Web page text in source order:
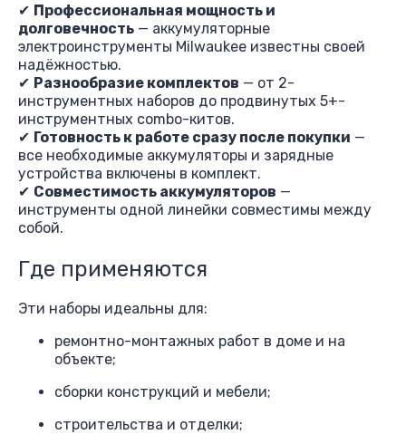
✔ Профессиональная мощность и
долговечность — аккумуляторные
электроинструменты Milwaukee известны своей
надёжностью.
✔ Разнообразие комплектов — от 2-
инструментных наборов до продвинутых 5+-
инструментных combo-китов.
✔ Готовность к работе сразу после покупки —
все необходимые аккумуляторы и зарядные
устройства включены в комплект.
✔ Совместимость аккумуляторов —
инструменты одной линейки совместимы между
собой.
Где применяются
Эти наборы идеальны для:
ремонтно-монтажных работ в доме и на
объекте;
сборки конструкций и мебели;
строительства и отделки;